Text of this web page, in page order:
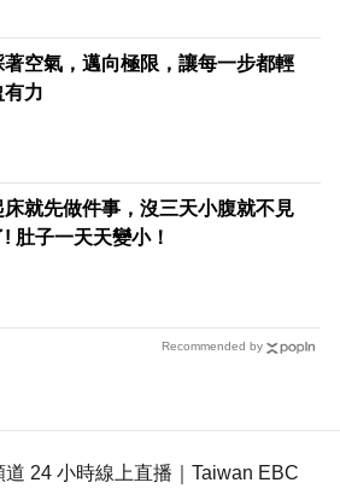
著空氣，邁向極限，讓每一步都輕
有力
床就先做件事，沒三天小腹就不見
! 肚子一天天變小！
Recommended by
24 小時線上直播｜Taiwan EBC